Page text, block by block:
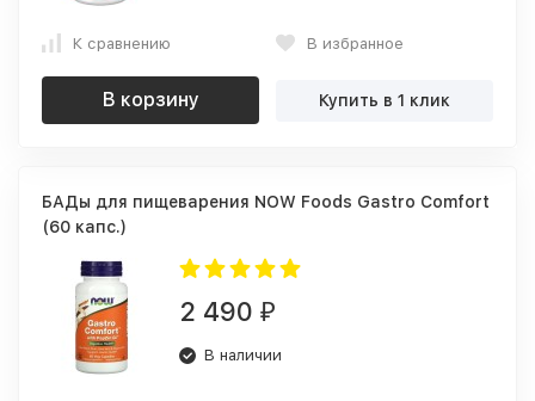
К сравнению В избранное
В корзину Купить в 1 клик
БАДы для пищеварения NOW Foods Gastro Comfort
(60 капс.)
2 490 ₽
В наличии